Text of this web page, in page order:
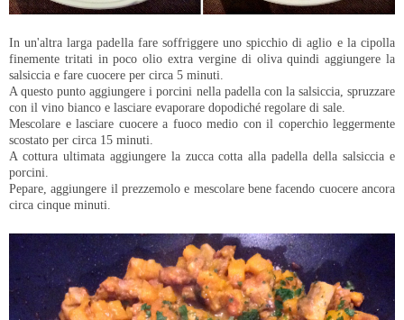
In un'altra larga padella fare soffriggere uno spicchio di aglio e la cipolla
finemente tritati in poco olio extra vergine di oliva quindi aggiungere la
salsiccia e fare cuocere per circa 5 minuti.
A questo punto aggiungere i porcini nella padella con la salsiccia, spruzzare
con il vino bianco e lasciare evaporare dopodiché regolare di sale.
Mescolare e lasciare cuocere a fuoco medio con il coperchio leggermente
scostato per circa 15 minuti.
A cottura ultimata aggiungere la zucca cotta alla padella della salsiccia e
porcini.
Pepare, aggiungere il prezzemolo e mescolare bene facendo cuocere ancora
circa cinque minuti.